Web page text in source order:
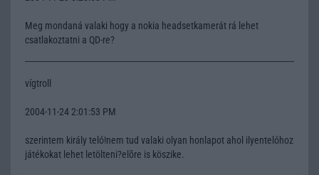
Meg mondaná valaki hogy a nokia headsetkamerát rá lehet
csatlakoztatni a QD-re?
vígtroll
2004-11-24 2:01:53 PM
szerintem király teló!nem tud valaki olyan honlapot ahol ilyentelóhoz
játékokat lehet letölteni?elõre is köszike.